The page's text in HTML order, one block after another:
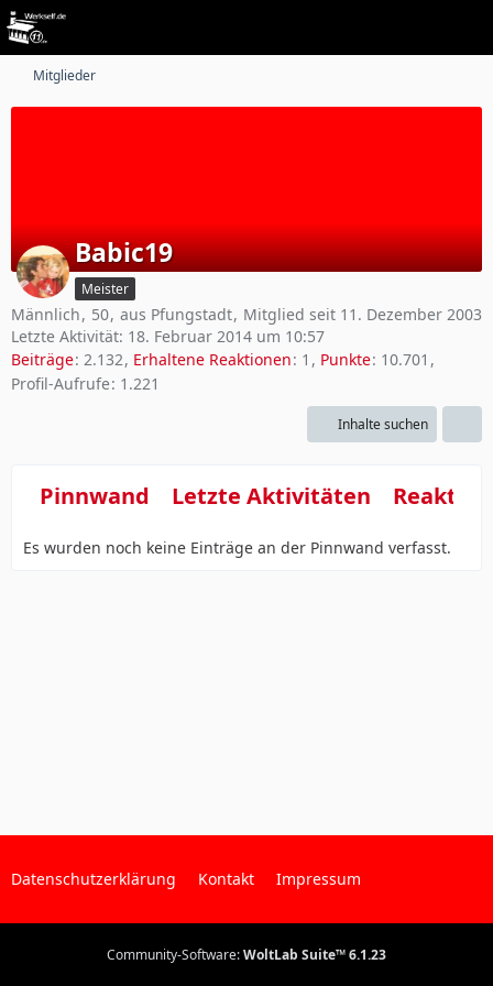
Mitglieder
Babic19
Meister
Männlich 50 aus Pfungstadt Mitglied seit 11. Dezember 2003
Letzte Aktivität: 18. Februar 2014 um 10:57
Beiträge 2.132 Erhaltene Reaktionen 1 Punkte 10.701
Profil-Aufrufe 1.221
Inhalte suchen
Pinnwand Letzte Aktivitäten
Es wurden noch keine Einträge an der Pinnwand verfasst.
Datenschutzerklärung Kontakt Impressum
Community-Software:WoltLab Suite™ 6.1.23